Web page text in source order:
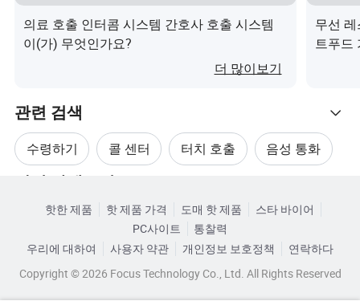
1-8 키, 취소 키 기능을 통해 모든 키가 개별적으로 작동하
3.PC 프로그래밍에 코드 형식을 사용할 수 있습니다.
전원 10mW
5.LR44 배터리 2개 PC는 15000회 이상 전송할 수 있습니다.
2 방향 기능으로, 메시지가 제대로 수신되는지 알고 경고를
표시합니다.
상세 사진
의료 호출 인터콤 시스템 간호사 호출 시스템
이(가) 무엇인가요?
더 많이보기
무선
트푸드
관련 검색
수령하기 콜 센터 터치 호출 음성 통화
카테고리로 찾아보기
핫한 제품 핫 제품 가격 도매 핫 제품
스타 바이어
PC사이트
통찰력
우리에 대하여
사용자 약관 개인정보 보호정책
연락하다
Copyright © 2026 Focus Technology Co., Ltd. All Rights Reserved